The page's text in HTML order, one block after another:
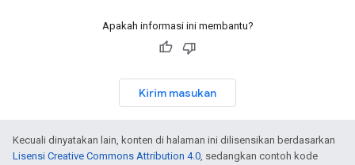
Apakah informasi ini membantu?
Kirim masukan
Kecuali dinyatakan lain, konten di halaman ini dilisensikan berdasarkan
Lisensi Creative Commons Attribution 4.0, sedangkan contoh kode